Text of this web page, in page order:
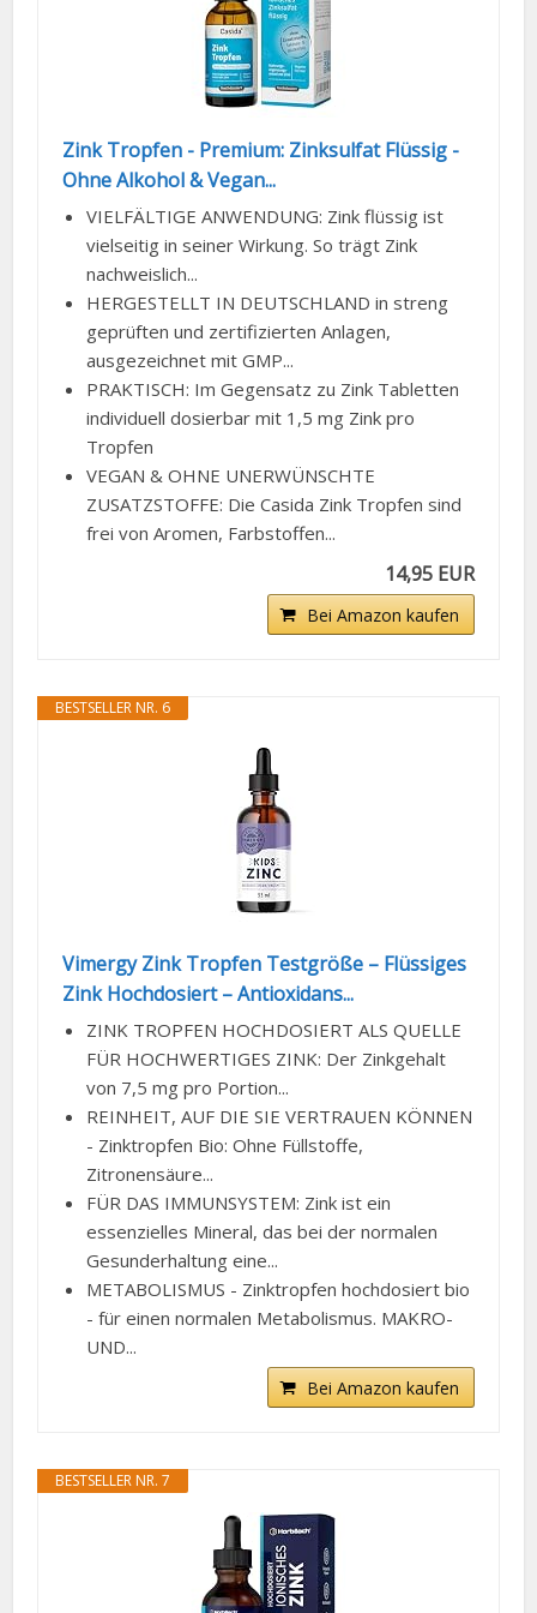
Zink Tropfen - Premium: Zinksulfat Flüssig -
Ohne Alkohol & Vegan...
VIELFÄLTIGE ANWENDUNG: Zink flüssig ist
vielseitig in seiner Wirkung. So trägt Zink
nachweislich...
HERGESTELLT IN DEUTSCHLAND in streng
geprüften und zertifizierten Anlagen,
ausgezeichnet mit GMP...
PRAKTISCH: Im Gegensatz zu Zink Tabletten
individuell dosierbar mit 1,5 mg Zink pro
Tropfen
VEGAN & OHNE UNERWÜNSCHTE
ZUSATZSTOFFE: Die Casida Zink Tropfen sind
frei von Aromen, Farbstoffen...
14,95 EUR
Bei Amazon kaufen
BESTSELLER NR. 6
Vimergy Zink Tropfen Testgröße – Flüssiges
Zink Hochdosiert – Antioxidans...
ZINK TROPFEN HOCHDOSIERT ALS QUELLE
FÜR HOCHWERTIGES ZINK: Der Zinkgehalt
von 7,5 mg pro Portion...
REINHEIT, AUF DIE SIE VERTRAUEN KÖNNEN
- Zinktropfen Bio: Ohne Füllstoffe,
Zitronensäure...
FÜR DAS IMMUNSYSTEM: Zink ist ein
essenzielles Mineral, das bei der normalen
Gesunderhaltung eine...
METABOLISMUS - Zinktropfen hochdosiert bio
- für einen normalen Metabolismus. MAKRO-
UND...
Bei Amazon kaufen
BESTSELLER NR. 7